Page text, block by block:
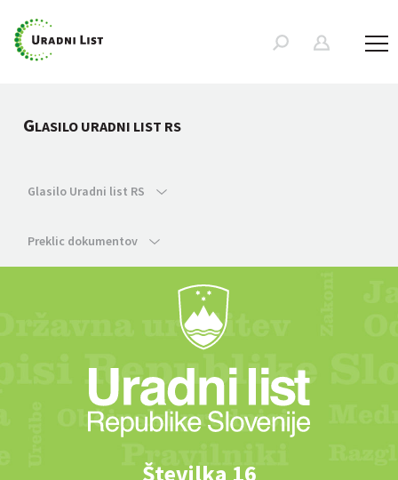
GLASILO URADNI LIST RS
Glasilo Uradni list RS
Preklic dokumentov
Številka 16